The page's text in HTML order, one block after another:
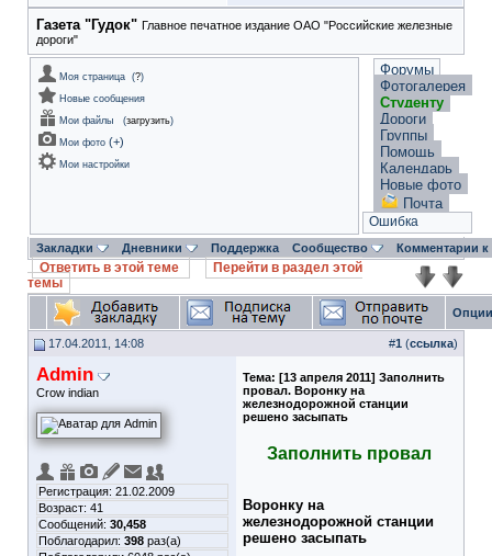
Газета "Гудок" Главное печатное издание ОАО "Российские железные
дороги"
Моя страница (?)
Новые сообщения
Мои файлы
(загрузить)
Мои фото (+)
Мои настройки
Форумы
Фотогалерея
Студенту
Дороги
Группы
Помощь
Календарь
Новые фото
Почта
Ошибка
Закладки Дневники Поддержка Сообщество Комментарии
Ответить в этой теме
Перейти в раздел этой
темы
17.04.2011, 14:08 #1 (ссылка)
Admin
Crow indian
Регистрация: 21.02.2009
Возраст: 41
Сообщений: 30,458
Поблагодарил: 398 раз(а)
Тема: [13 апреля 2011] Заполнить
провал. Воронку на
железнодорожной станции
решено засыпать
Заполнить провал
Воронку на
железнодорожной станции
решено засыпать